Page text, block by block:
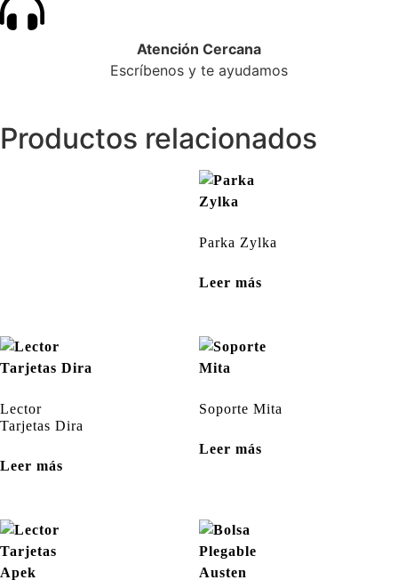
Atención Cercana
Escríbenos y te ayudamos
Productos relacionados
Parka Zylka
Leer más
Lector
Tarjetas Dira
Leer más
Soporte Mita
Leer más